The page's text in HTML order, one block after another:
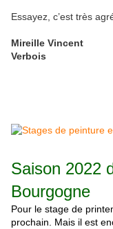
Essayez, c’est très
Mireille Vincent
Verbois
Saison 2022
Bourgogne
Pour le stage de
prochain. Mais il est